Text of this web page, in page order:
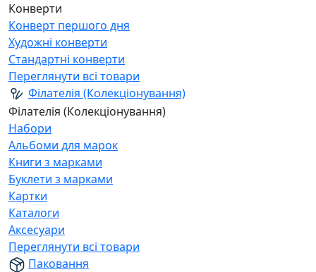
Конверти
Конверт першого дня
Художні конверти
Стандартні конверти
Переглянути всі товари
Філателія (Колекціонування)
Філателія (Колекціонування)
Набори
Альбоми для марок
Книги з марками
Буклети з марками
Картки
Каталоги
Аксесуари
Переглянути всі товари
Паковання